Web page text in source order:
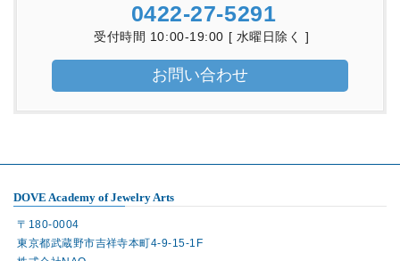
0422-27-5291
受付時間 10:00-19:00 [ 水曜日除く ]
お問い合わせ
DOVE Academy of Jewelry Arts
〒180-0004
東京都武蔵野市吉祥寺本町4-9-15-1F